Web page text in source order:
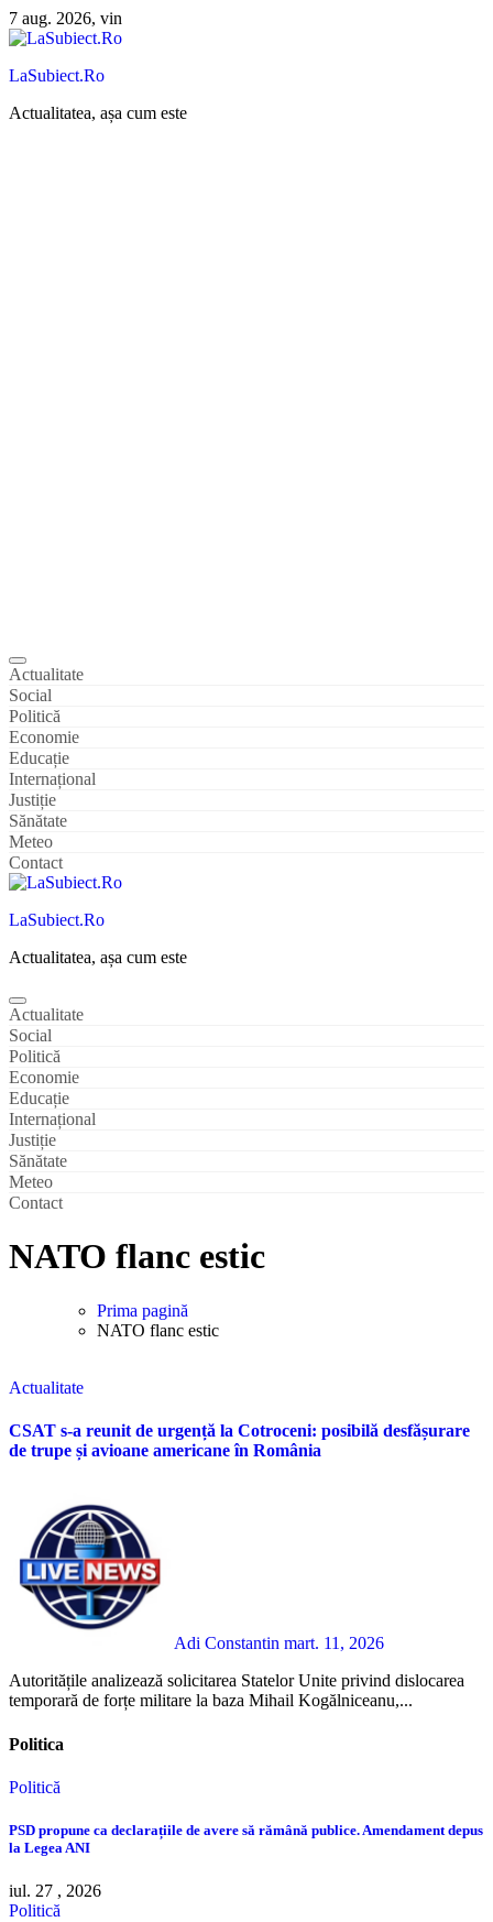
Sari
la
7 aug. 2026, vin
LaSubiect.Ro
Actualitatea, așa cum este
Actualitate
Social
Politică
Economie
Educație
Internațional
Justiție
Sănătate
Meteo
Contact
LaSubiect.Ro
Actualitatea, așa cum este
Actualitate
Social
Politică
Economie
Educație
Internațional
Justiție
Sănătate
Meteo
Contact
NATO flanc estic
Prima pagină
NATO flanc estic
Actualitate
CSAT s-a reunit de urgență la Cotroceni: posibilă desfășurare
de trupe și avioane americane în România
Adi Constantin mart. 11, 2026
Autoritățile analizează solicitarea Statelor Unite privind dislocarea
temporară de forțe militare la baza Mihail Kogălniceanu,...
Politica
Politică
PSD propune ca declarațiile de avere să rămână publice. Amendament depus
la Legea ANI
iul. 27 , 2026
Politică